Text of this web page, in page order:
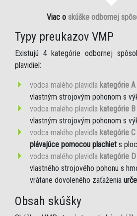
Viac o skúške odbornej
Typy preukazov VMP
Existujú 4 kategórie odbornej
plavidiel:
vodca malého plavidla kategórie A
vlastným strojovým pohonom s
vodca malého plavidla kategórie B
vlastným strojovým pohonom s
vodca malého plavidla kategórie C
plávajúce pomocou plachiet s
vodca malého plavidla kategórie D
vlastného strojového pohonu s
vrátane dovoleného zaťaženia
Obsah skúšky